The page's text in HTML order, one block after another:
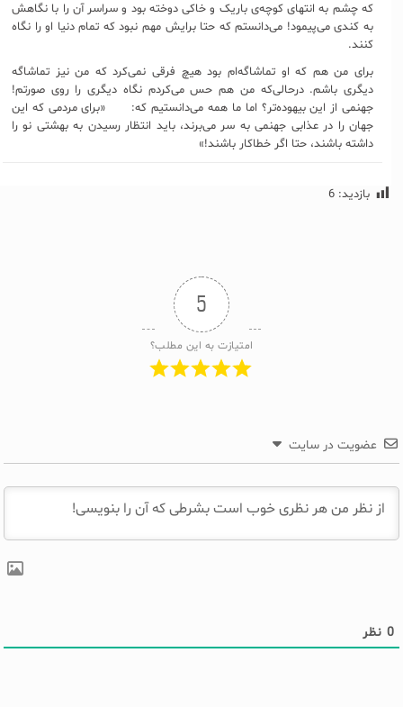
که چشم به انتهای کوچه‌ی باریک و خاکی دوخته بود و سراسر آن را با نگاهش
به کندی می‌پیمود! می‌دانستم که حتا برایش مهم نبود که تمام دنیا او را نگاه
کنند.
برای من هم که او تماشاگه‌ام بود هیچ فرقی نمی‌کرد که من نیز تماشاگه
دیگری باشم. درحالی‌که من هم حس می‌کردم نگاه دیگری را روی صورتم!
جهنمی از این بیهوده‌تر؟ اما ما همه می‌دانستیم که: «برای مردمی که این
جهان را در عذابی جهنمی به سر می‌برند، باید انتظار رسیدن به بهشتی نو را
داشته باشند، حتا اگر خطاکار باشند!»
بازدید: 6
5
امتیازت به این مطلب؟
عضویت در سایت
0 نظر